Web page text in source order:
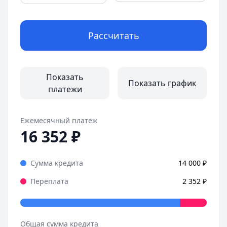
Дата:28 октября 2025 г.
Оформила займ в MoneyMan за пару минут, все
Страницы отзывов:
Рассчитать
Показать
платежи
Показать график
Ежемесячный платеж
16 352₽
Сумма кредита 14 000 ₽
Переплата
2 352 ₽
Общая сумма кредита